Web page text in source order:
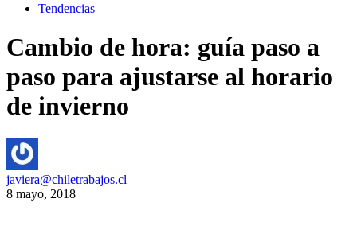
Tendencias
Cambio de hora: guía paso a
paso para ajustarse al horario
de invierno
javiera@chiletrabajos.cl
8 mayo, 2018